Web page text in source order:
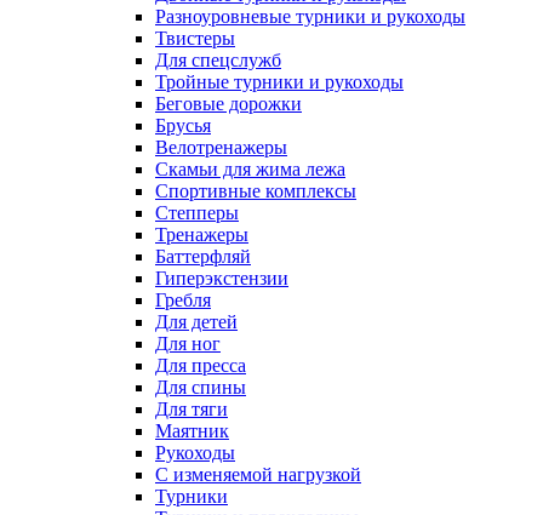
Разноуровневые турники и рукоходы
Твистеры
Для спецслужб
Тройные турники и рукоходы
Беговые дорожки
Брусья
Велотренажеры
Скамьи для жима лежа
Спортивные комплексы
Степперы
Тренажеры
Баттерфляй
Гиперэкстензии
Гребля
Для детей
Для ног
Для пресса
Для спины
Для тяги
Маятник
Рукоходы
С изменяемой нагрузкой
Турники